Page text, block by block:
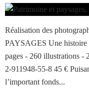
Réalisation des
PAYSAGES Une
pages - 260 illustrations -
2-911948-55-8 45 €
l’important fonds...